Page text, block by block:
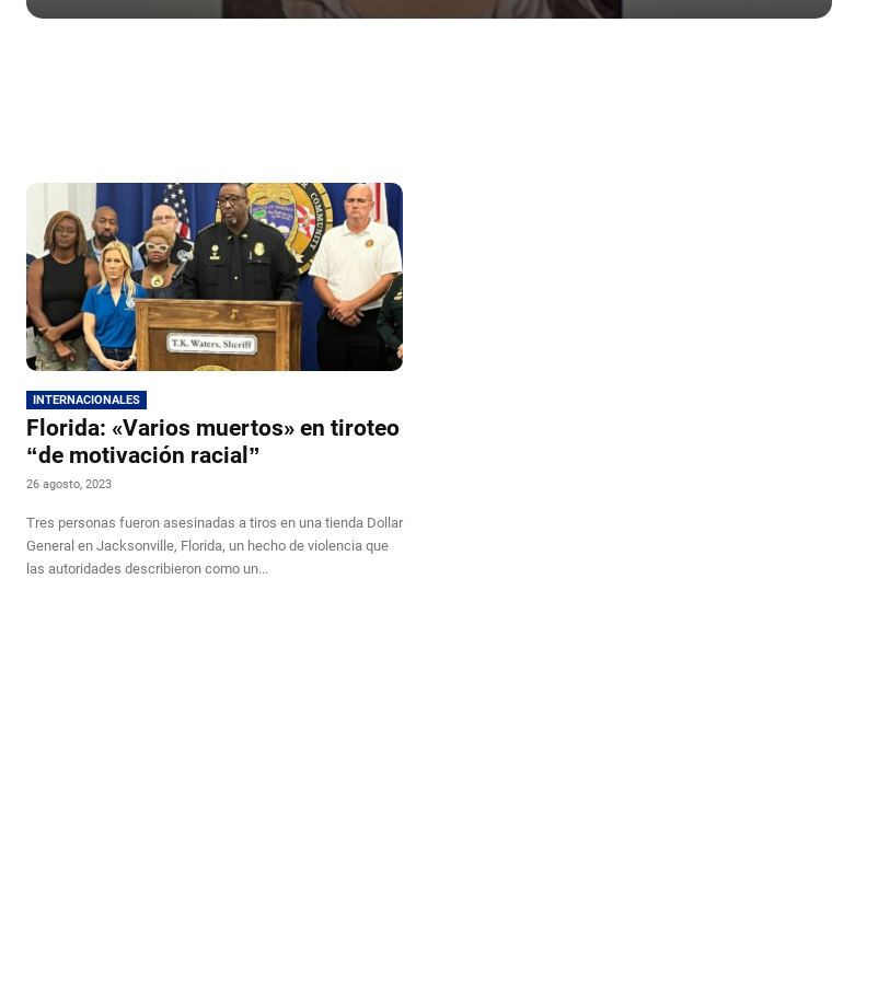
INTERNACIONALES
Florida: «Varios muertos» en tiroteo
“de motivación racial”
26 agosto, 2023
Tres personas fueron asesinadas a tiros en una tienda Dollar
General en Jacksonville, Florida, un hecho de violencia que
las autoridades describieron como un...